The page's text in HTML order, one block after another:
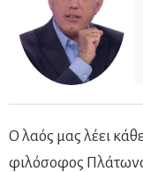
Ο λαός μας λέει
φιλόσοφος